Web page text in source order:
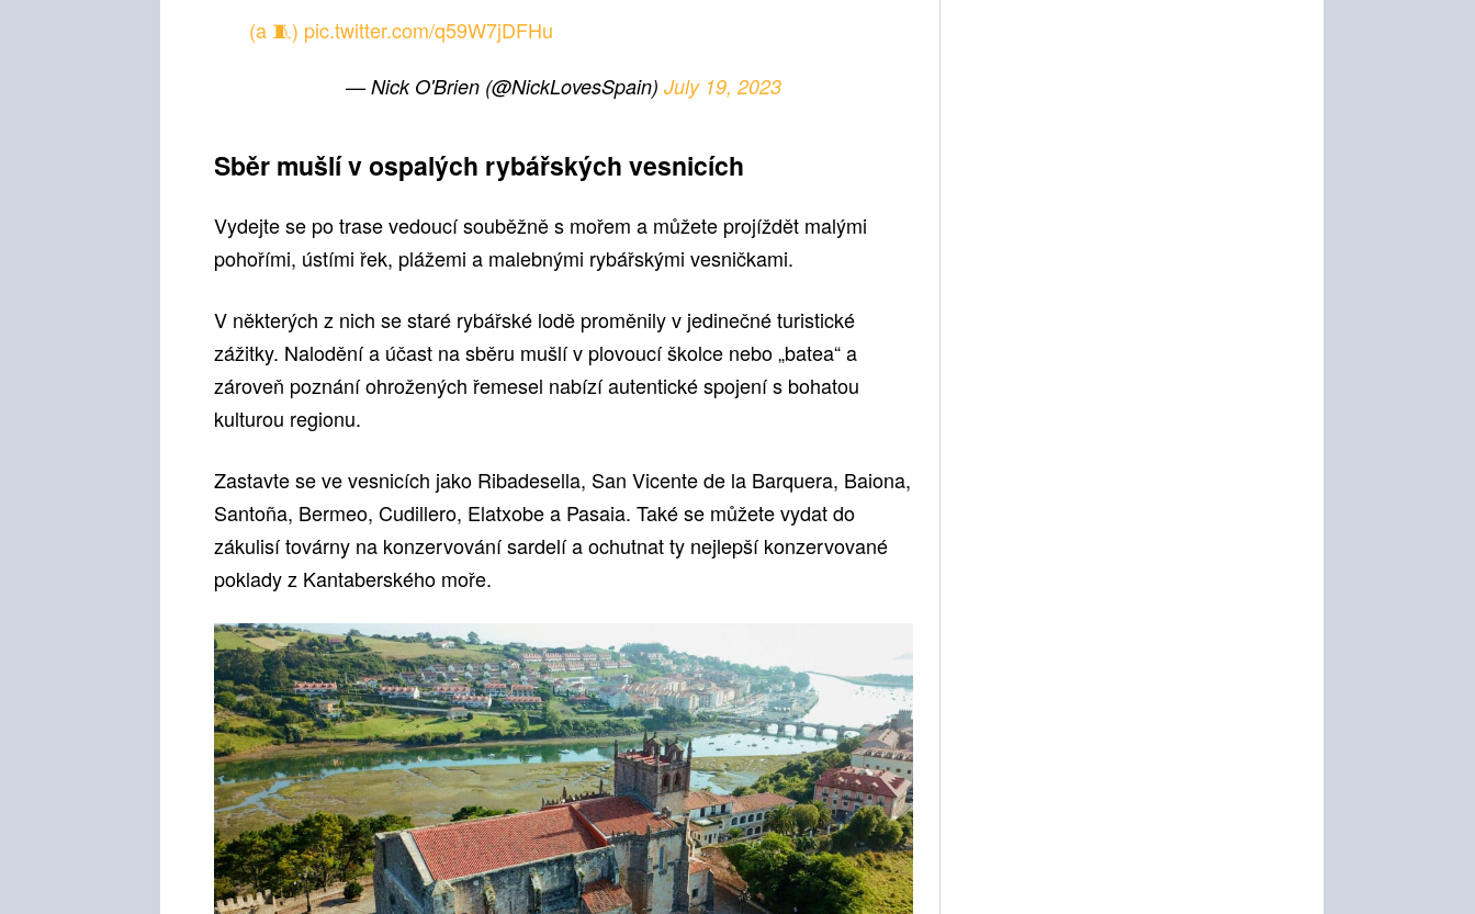
(a 🧵) pic.twitter.com/q59W7jDFHu
— Nick O'Brien (@NickLovesSpain)July 19, 2023
Sběr mušlí v ospalých rybářských vesnicích
Vydejte se po trase vedoucí souběžně s mořem a můžete projíždět malými
pohořími, ústími řek, plážemi a malebnými rybářskými vesničkami.
V některých z nich se staré rybářské lodě proměnily v jedinečné turistické
zážitky. Nalodění a účast na sběru mušlí v plovoucí školce nebo „batea“ a
zároveň poznání ohrožených řemesel nabízí autentické spojení s bohatou
kulturou regionu.
Zastavte se ve vesnicích jako Ribadesella, San Vicente de la Barquera, Baiona,
Santoña, Bermeo, Cudillero, Elatxobe a Pasaia. Také se můžete vydat do
zákulisí továrny na konzervování sardelí a ochutnat ty nejlepší konzervované
poklady z Kantaberského moře.